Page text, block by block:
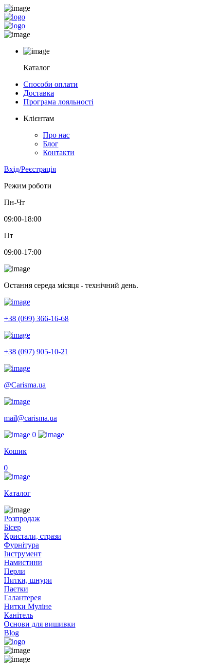
Каталог
Способи оплати
Доставка
Програма лояльності
Клієнтам
Про нас
Блог
Контакти
Вхід/Реєстрація
Режим роботи
Пн-Чт
09:00-18:00
Пт
09:00-17:00
Остання середа місяця - технічний день.
+38 (099) 366-16-68
+38 (097) 905-10-21
@Carisma.ua
mail@carisma.ua
0
Кошик
0
Каталог
Розпродаж
Бісер
Кристали, стрази
Фурнітура
Інструмент
Намистини
Перли
Нитки, шнури
Паєтки
Галантерея
Нитки Муліне
Канітель
Основи для вишивки
Blog